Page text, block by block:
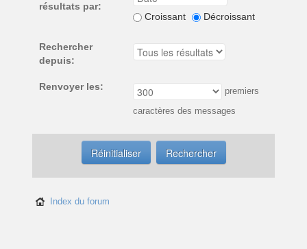
résultats par:
Croissant
Décroissant
Rechercher
depuis:
Renvoyer les: premiers
caractères des messages
Index du forum